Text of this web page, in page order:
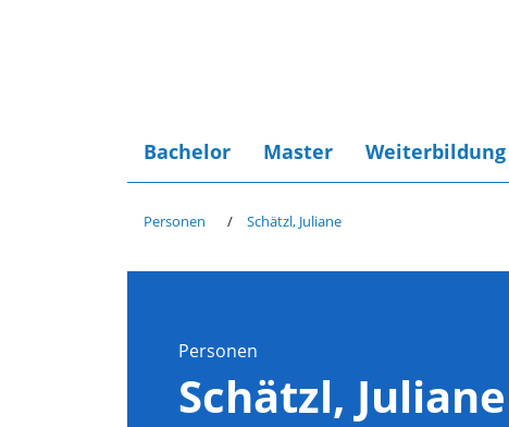
Bachelor Master Weiterbildung
Personen Schätzl, Juliane
Personen
Schätzl, Juliane